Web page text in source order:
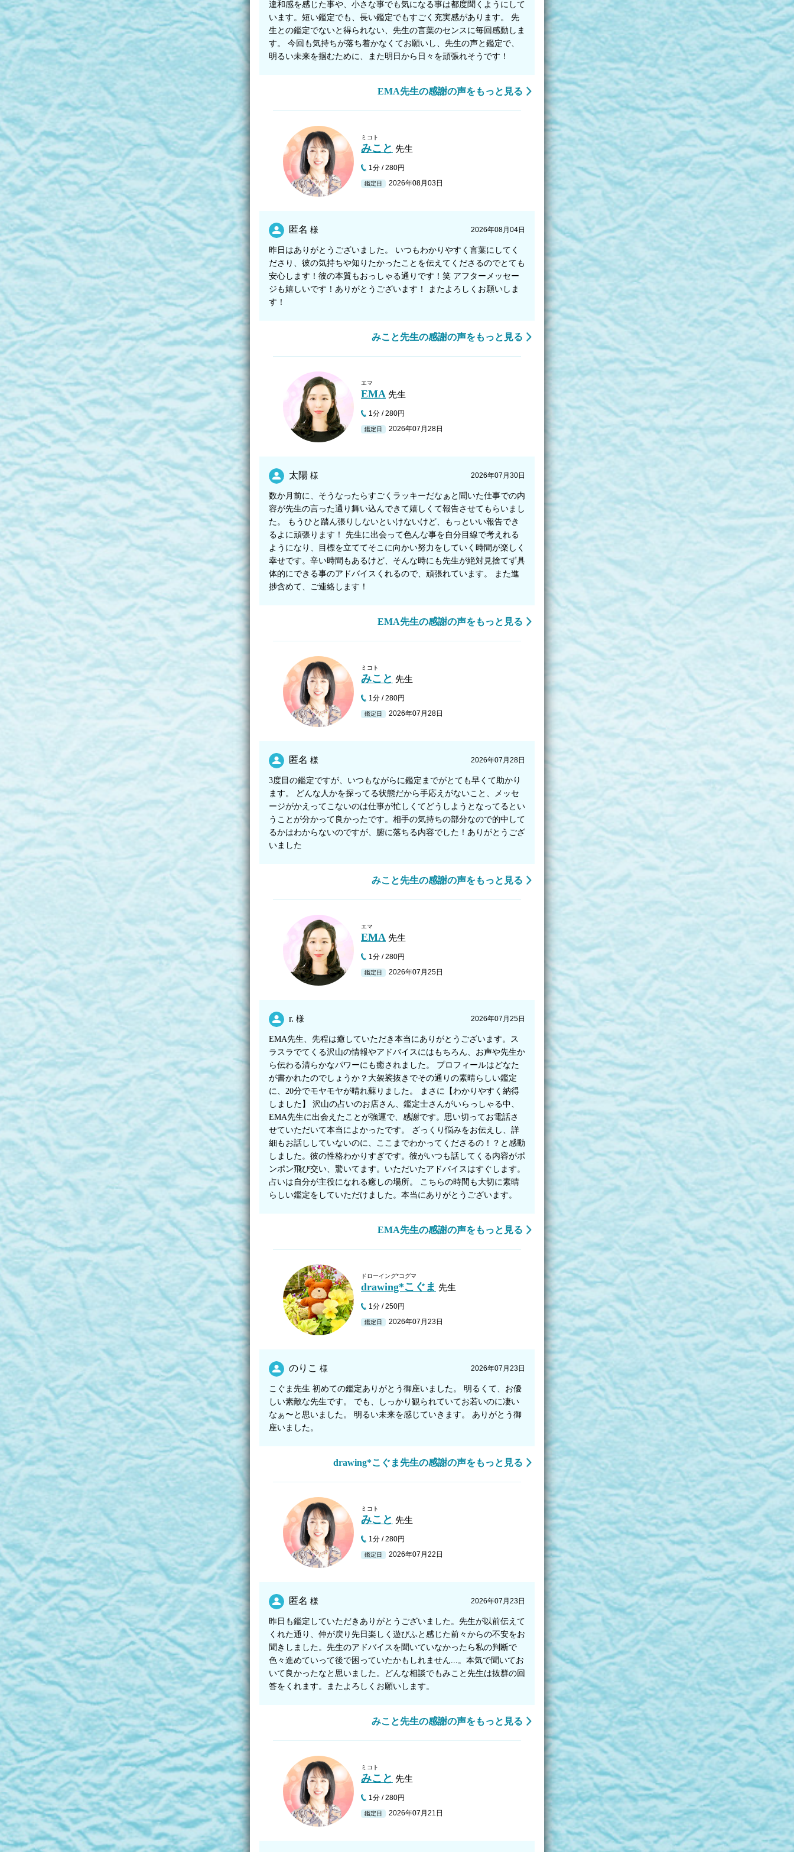
違和感を感じた事や、小さな事でも気になる事は都度聞くようにして
います。短い鑑定でも、長い鑑定でもすごく充実感があります。 先
生との鑑定でないと得られない、先生の言葉のセンスに毎回感動しま
す。 今回も気持ちが落ち着かなくてお願いし、先生の声と鑑定で、
明るい未来を掴むために、また明日から日々を頑張れそうです！
EMA先生の感謝の声をもっと見る
ミコト
みこと 先生
1分 / 280円
鑑定日 2026年08月03日
匿名 様 2026年08月04日
昨日はありがとうございました。 いつもわかりやすく言葉にしてく
ださり、彼の気持ちや知りたかったことを伝えてくださるのでとても
安心します！彼の本質もおっしゃる通りです！笑 アフターメッセー
ジも嬉しいです！ありがとうございます！ またよろしくお願いしま
す！
みこと先生の感謝の声をもっと見る
エマ
EMA 先生
1分 / 280円
鑑定日 2026年07月28日
太陽 様 2026年07月30日
数か月前に、そうなったらすごくラッキーだなぁと聞いた仕事での内
容が先生の言った通り舞い込んできて嬉しくて報告させてもらいまし
た。 もうひと踏ん張りしないといけないけど、もっといい報告でき
るよに頑張ります！ 先生に出会って色んな事を自分目線で考えれる
ようになり、目標を立ててそこに向かい努力をしていく時間が楽しく
幸せです。辛い時間もあるけど、そんな時にも先生が絶対見捨てず具
体的にできる事のアドバイスくれるので、頑張れています。 また進
捗含めて、ご連絡します！
EMA先生の感謝の声をもっと見る
ミコト
みこと 先生
1分 / 280円
鑑定日 2026年07月28日
匿名 様 2026年07月28日
3度目の鑑定ですが、いつもながらに鑑定までがとても早くて助かり
ます。 どんな人かを探ってる状態だから手応えがないこと、メッセ
ージがかえってこないのは仕事が忙しくてどうしようとなってるとい
うことが分かって良かったです。相手の気持ちの部分なので的中して
るかはわからないのですが、腑に落ちる内容でした！ありがとうござ
いました
みこと先生の感謝の声をもっと見る
エマ
EMA 先生
1分 / 280円
鑑定日 2026年07月25日
r. 様 2026年07月25日
EMA先生、先程は癒していただき本当にありがとうございます。ス
ラスラでてくる沢山の情報やアドバイスにはもちろん、お声や先生か
ら伝わる清らかなパワーにも癒されました。 プロフィールはどなた
が書かれたのでしょうか？大袈裟抜きでその通りの素晴らしい鑑定
に、20分でモヤモヤが晴れ蘇りました。 まさに【わかりやすく納得
しました】 沢山の占いのお店さん、鑑定士さんがいらっしゃる中、
EMA先生に出会えたことが強運で、感謝です。思い切ってお電話さ
せていただいて本当によかったです。 ざっくり悩みをお伝えし、詳
細もお話ししていないのに、ここまでわかってくださるの！？と感動
しました。彼の性格わかりすぎです。彼がいつも話してくる内容がポ
ンポン飛び交い、驚いてます。いただいたアドバイスはすぐします。
占いは自分が主役になれる癒しの場所。 こちらの時間も大切に素晴
らしい鑑定をしていただけました。本当にありがとうございます。
EMA先生の感謝の声をもっと見る
ドローイング*コグマ
drawing*こぐま 先生
1分 / 250円
鑑定日 2026年07月23日
のりこ 様 2026年07月23日
こぐま先生 初めての鑑定ありがとう御座いました。 明るくて、お優
しい素敵な先生です。 でも、しっかり観られていてお若いのに凄い
なぁ〜と思いました。 明るい未来を感じていきます。 ありがとう御
座いました。
drawing*こぐま先生の感謝の声をもっと見る
ミコト
みこと 先生
1分 / 280円
鑑定日 2026年07月22日
匿名 様 2026年07月23日
昨日も鑑定していただきありがとうございました。先生が以前伝えて
くれた通り、仲が戻り先日楽しく遊びふと感じた前々からの不安をお
聞きしました。先生のアドバイスを聞いていなかったら私の判断で
色々進めていって後で困っていたかもしれません...。本気で聞いてお
いて良かったなと思いました。どんな相談でもみこと先生は抜群の回
答をくれます。またよろしくお願いします。
みこと先生の感謝の声をもっと見る
ミコト
みこと 先生
1分 / 280円
鑑定日 2026年07月21日